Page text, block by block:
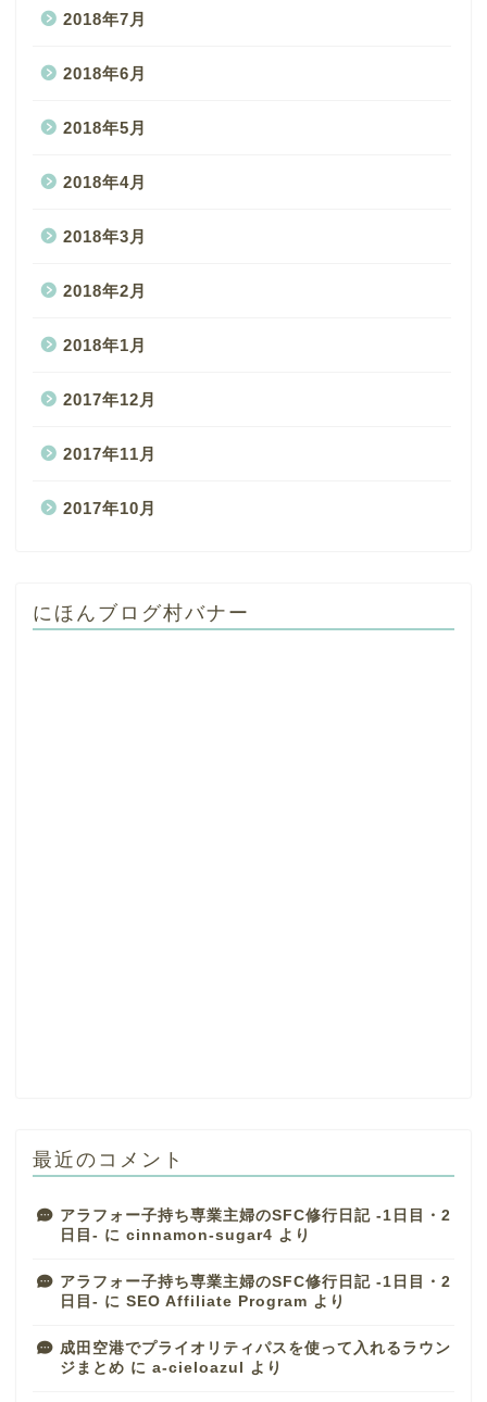
2018年7月
2018年6月
2018年5月
2018年4月
2018年3月
2018年2月
2018年1月
2017年12月
2017年11月
2017年10月
にほんブログ村バナー
最近のコメント
アラフォー子持ち専業主婦のSFC修行日記 -1日目・2
日目- に cinnamon-sugar4 より
アラフォー子持ち専業主婦のSFC修行日記 -1日目・2
日目- に SEO Affiliate Program より
成田空港でプライオリティパスを使って入れるラウン
ジまとめ に a-cieloazul より